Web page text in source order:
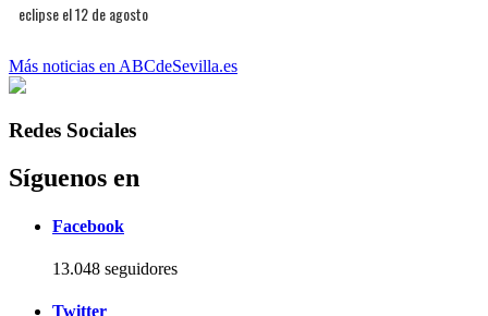
eclipse el 12 de agosto
Más noticias en ABCdeSevilla.es
Redes Sociales
Síguenos en
Facebook
13.048 seguidores
Twitter